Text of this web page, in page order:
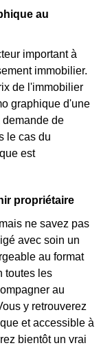
au
important à
immobilier.
de l'immobilier
graphique d'une
de
le cas du
est
propriétaire
ne savez pas
avec soin un
au format
toutes les
au
y retrouverez
et accessible à
bientôt un vrai